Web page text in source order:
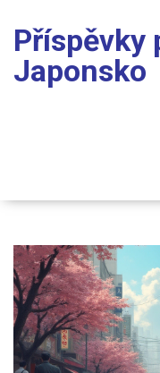
Příspěvky
Japonsko